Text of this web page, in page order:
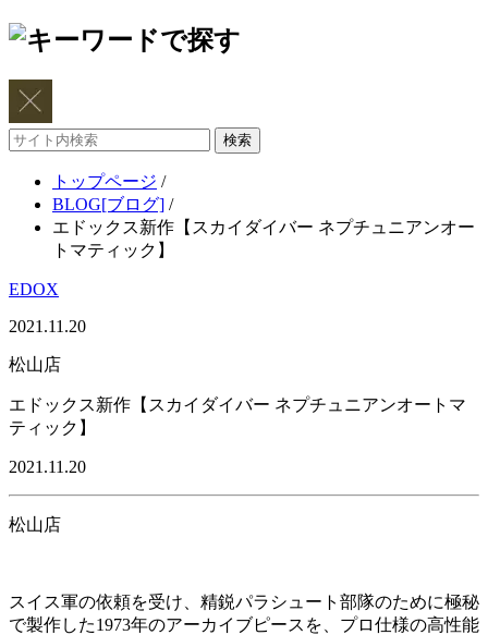
サ
トップページ /
BLOG[ブログ] /
エドックス新作【スカイダイバー ネプチュニアンオー
トマティック】
EDOX
2021.11.20
松山店
エドックス新作【スカイダイバー ネプチュニアンオートマ
ティック】
2021.11.20
松山店
スイス軍の依頼を受け、精鋭パラシュート部隊のために極秘
で製作した1973年のアーカイブピースを、プロ仕様の高性能